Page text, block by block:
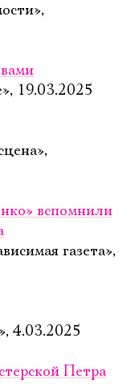
19.03.2025
вспомнили
газета»,
4.03.2025
Петра